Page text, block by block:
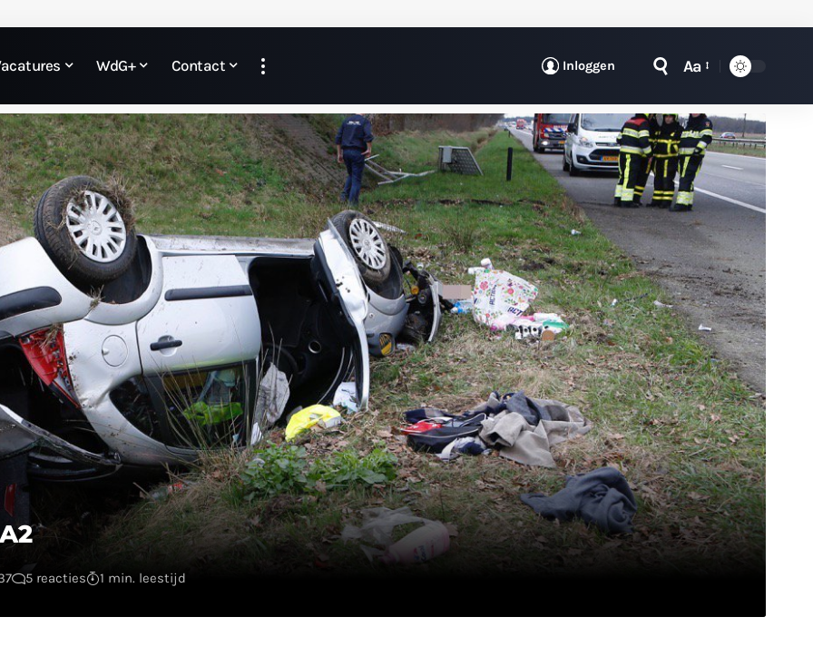
WdG+ Contact Inloggen Aa
5 reacties 1 min. leestijd